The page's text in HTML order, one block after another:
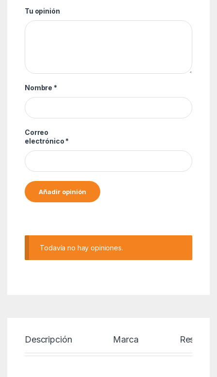
Tu opinión
Nombre *
Correo
electrónico *
Todavía no hay opiniones.
Descripción Marca Reseñas